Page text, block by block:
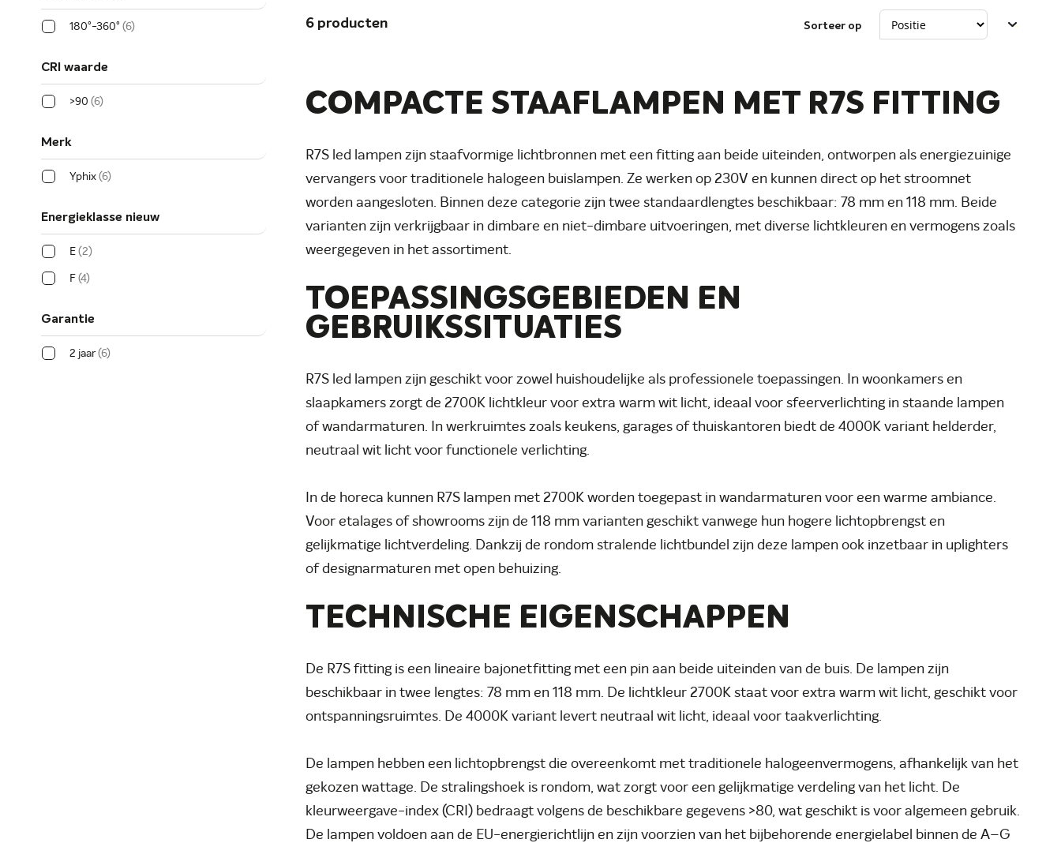
6 producten Sorteer op
COMPACTE STAAFLAMPEN MET R7S FITTING
R7S led lampen zijn staafvormige lichtbronnen met een fitting aan beide uiteinden, ontworpen als energiezuinige
vervangers voor traditionele halogeen buislampen. Ze werken op 230V en kunnen direct op het stroomnet
worden aangesloten. Binnen deze categorie zijn twee standaardlengtes beschikbaar: 78 mm en 118 mm. Beide
varianten zijn verkrijgbaar in dimbare en niet-dimbare uitvoeringen, met diverse lichtkleuren en vermogens zoals
weergegeven in het assortiment.
TOEPASSINGSGEBIEDEN EN
GEBRUIKSSITUATIES
R7S led lampen zijn geschikt voor zowel huishoudelijke als professionele toepassingen. In woonkamers en
slaapkamers zorgt de 2700K lichtkleur voor extra warm wit licht, ideaal voor sfeerverlichting in staande lampen
of wandarmaturen. In werkruimtes zoals keukens, garages of thuiskantoren biedt de 4000K variant helderder,
neutraal wit licht voor functionele verlichting.
In de horeca kunnen R7S lampen met 2700K worden toegepast in wandarmaturen voor een warme ambiance.
Voor etalages of showrooms zijn de 118 mm varianten geschikt vanwege hun hogere lichtopbrengst en
gelijkmatige lichtverdeling. Dankzij de rondom stralende lichtbundel zijn deze lampen ook inzetbaar in uplighters
of designarmaturen met open behuizing.
TECHNISCHE EIGENSCHAPPEN
De R7S fitting is een lineaire bajonetfitting met een pin aan beide uiteinden van de buis. De lampen zijn
beschikbaar in twee lengtes: 78 mm en 118 mm. De lichtkleur 2700K staat voor extra warm wit licht, geschikt voor
ontspanningsruimtes. De 4000K variant levert neutraal wit licht, ideaal voor taakverlichting.
De lampen hebben een lichtopbrengst die overeenkomt met traditionele halogeenvermogens, afhankelijk van het
gekozen wattage. De stralingshoek is rondom, wat zorgt voor een gelijkmatige verdeling van het licht. De
kleurweergave-index (CRI) bedraagt volgens de beschikbare gegevens >80, wat geschikt is voor algemeen gebruik.
De lampen voldoen aan de EU-energierichtlijn en zijn voorzien van het bijbehorende energielabel binnen de A–G
180°-360° 6
CRI waarde
>90 6
Merk
Yphix 6
Energieklasse nieuw
E 2
F 4
Garantie
2 jaar 6